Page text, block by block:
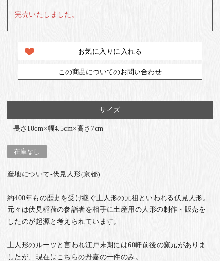
完売いたしました。
お気に入りに入れる
この商品についてのお問い合わせ
サイズ
長さ10cm×幅4.5cm×高さ7cm
在庫なし
産地について-伏見人形(京都)
約400年もの歴史を受け継ぐ土人形の元祖といわれる伏見人形。
元々は伏見稲荷の参詣者を相手に土産用の人形の制作・販売を
したのが起源と考えられています。
土人形のルーツと言われ江戸末期には60軒前後の窯元がありま
したが、現在はこちらの丹嘉の一件のみ。